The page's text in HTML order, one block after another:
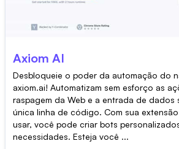
Axiom AI
Desbloqueie o poder da automação do
axiom.ai! Automatizam sem esforço as
raspagem da Web e a entrada de dados
única linha de código. Com sua
usar, você pode criar bots
necessidades. Esteja você ...